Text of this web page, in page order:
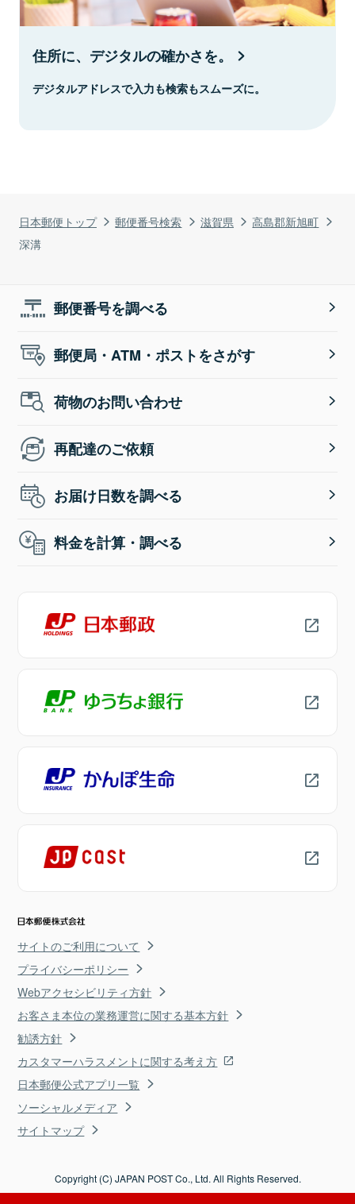
日本郵便トップ 郵便番号検索 滋賀県
高島郡新旭町
深溝
住所に、デジタルの確かさを。
デジタルアドレスで入力も検索もスムーズに。
郵便番号を調べる
郵便局・ATM・ポストをさがす
荷物のお問い合わせ
再配達のご依頼
お届け日数を調べる
料金を計算・調べる
サイトのご利用について
プライバシーポリシー
Webアクセシビリティ方針
お客さま本位の業務運営に関する基本方針
勧誘方針
カスタマーハラスメントに関する考え方
日本郵便公式アプリ一覧
ソーシャルメディア
サイトマップ
Copyright (C) JAPAN POST Co., Ltd. All Rights Reserved.